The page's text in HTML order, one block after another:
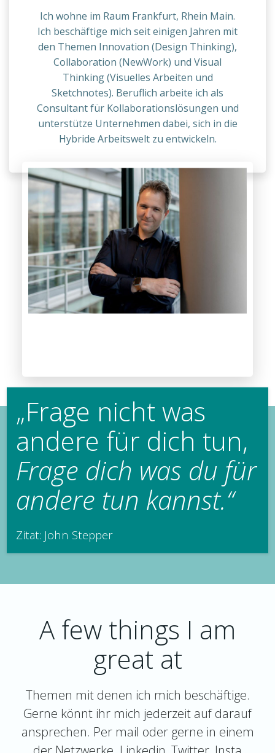
Ich wohne im Raum Frankfurt, Rhein Main.
Ich beschäftige mich seit einigen Jahren mit
den Themen Innovation (Design Thinking),
Collaboration (NewWork) und Visual
Thinking (Visuelles Arbeiten und
Sketchnotes). Beruflich arbeite ich als
Consultant für Kollaborationslösungen und
unterstütze Unternehmen dabei, sich in die
Hybride Arbeitswelt zu entwickeln.
„Frage nicht was
andere für dich tun,
Frage dich was du für
andere tun kannst.“
Zitat: John Stepper
A few things I am
great at
Themen mit denen ich mich beschäftige.
Gerne könnt ihr mich jederzeit auf darauf
ansprechen. Per mail oder gerne in einem